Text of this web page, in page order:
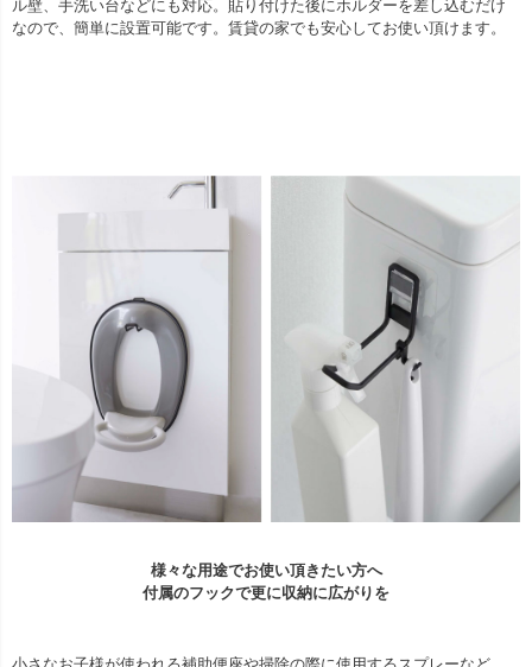
ル壁、手洗い台などにも対応。貼り付けた後にホルダーを差し込むだけ
なので、簡単に設置可能です。賃貸の家でも安心してお使い頂けます。
様々な用途でお使い頂きたい方へ
付属のフックで更に収納に広がりを